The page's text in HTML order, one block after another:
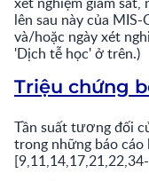
lên sau này của
và/hoặc ngày xét
'Dịch tễ học' ở trên.)
Triệu chứng
Tần suất tương đối
trong những báo cáo